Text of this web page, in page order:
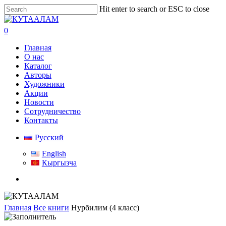
Skip
to
main
content
Hit enter to search or ESC to close
Close
Search
search
0
Главная
О нас
Каталог
Авторы
Художники
Акции
Новости
Сотрудничество
Контакты
Русский
English
Кыргызча
Главная Все книги Нурбилим (4 класс)